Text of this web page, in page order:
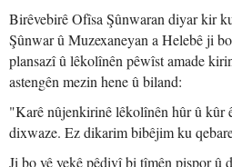
Birêvebirê Ofîsa Şûnwaran diyar kir
Şûnwar û Muzexaneyan a Helebê ji
plansazî û lêkolînên pêwîst amade
astengên mezin hene û biland:
"Karê nûjenkirinê lêkolînên hûr û kûr
dixwaze. Ez dikarim bibêjim ku
Ji bo vê yekê pêdivî bi tîmên pispor û